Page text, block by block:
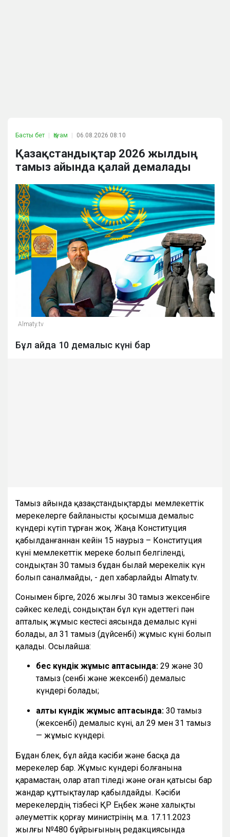
Басты бет Қоғам 06.08.2026 08:10
Қазақстандықтар 2026 жылдың
тамыз айында қалай демалады
Almaty.tv
Бұл айда 10 демалыс күні бар
Тамыз айында қазақстандықтарды мемлекеттік
мерекелерге байланысты қосымша демалыс
күндері күтіп тұрған жоқ. Жаңа Конституция
қабылданғаннан кейін 15 наурыз – Конституция
күні мемлекеттік мереке болып белгіленді,
сондықтан 30 тамыз бұдан былай мерекелік күн
болып саналмайды, - деп хабарлайды Almaty.tv.
Сонымен бірге, 2026 жылғы 30 тамыз жексенбіге
сәйкес келеді, сондықтан бұл күн әдеттегі пән
апталық жұмыс кестесі аясында демалыс күні
болады, ал 31 тамыз (дүйсенбі) жұмыс күні болып
қалады. Осылайша:
бес күндік жұмыс аптасында: 29 және 30
тамыз (сенбі және жексенбі) демалыс
күндері болады;
алты күндік жұмыс аптасында: 30 тамыз
(жексенбі) демалыс күні, ал 29 мен 31 тамыз
— жұмыс күндері.
Бұдан бөлек, бұл айда кәсіби және басқа да
мерекелер бар. Жұмыс күндері болғанына
қарамастан, олар атап өтіледі және оған қатысы бар
жандар құттықтаулар қабылдайды. Кәсіби
мерекелердің тізбесі ҚР Еңбек және халықты
әлеуметтік қорғау министрінің м.а. 17.11.2023
жылғы №480 бұйрығының редакциясында